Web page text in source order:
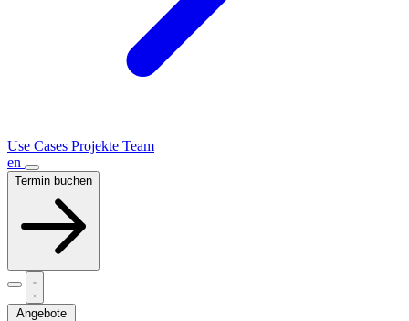
Use Cases Projekte Team
en
Termin buchen